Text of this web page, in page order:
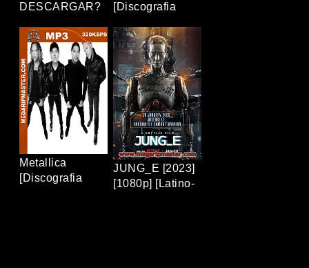
DESCARGAR?
[Discografia
[320Kbps] [MP3]
[TERABOX]
Metallica
[Discografia
JUNG_E [2023]
[1080p] [Latino-